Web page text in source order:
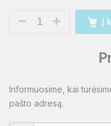
Į
Informuosime, kai
pašto adresą.